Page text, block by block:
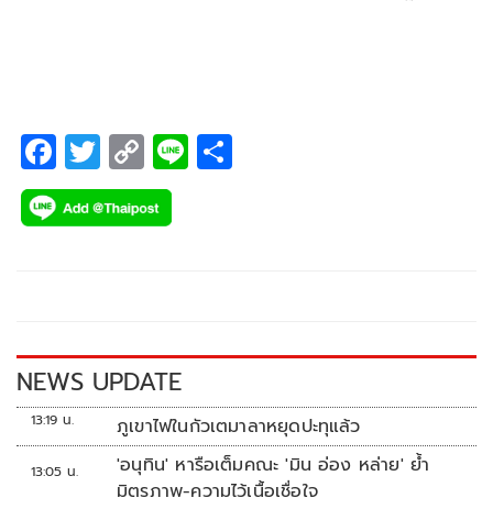
F
ac
e
k
T
wi
tt
C
o
p
k
Li
NEWS UPDATE
13:19 น. ภูเขาไฟในกัวเตมาลาหยุดปะทุแล้ว
13:05 น.
'อนุทิน' หารือเต็มคณะ 'มิน อ่อง หล่าย' ย้ำ
มิตรภาพ-ความไว้เนื้อเชื่อใจ